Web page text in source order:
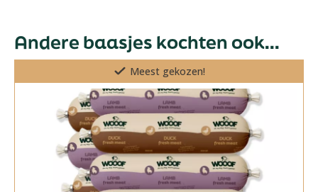
Andere baasjes kochten ook...
Meest gekozen!